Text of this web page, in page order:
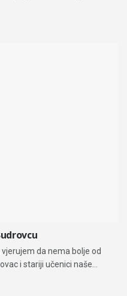
da nema bolje od
i stariji učenici naše...